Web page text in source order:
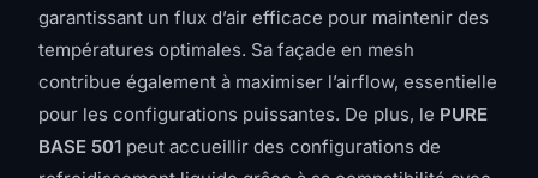
garantissant un flux d’air efficace pour maintenir des
températures optimales. Sa façade en mesh
contribue également à maximiser l’airflow, essentielle
pour les configurations puissantes. De plus, le PURE
BASE 501 peut accueillir des configurations de